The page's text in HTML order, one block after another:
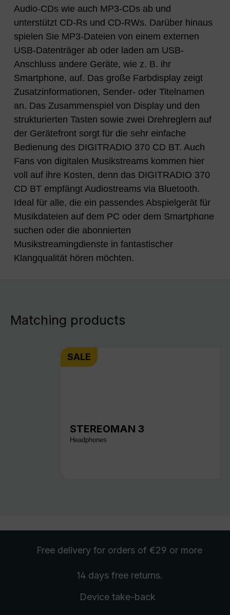
Audio-CDs wie auch MP3-CDs ab und
unterstützt CD-Rs und CD-RWs. Darüber hinaus
spielen Sie MP3-Dateien von einem externen
USB-Datenträger ab oder laden am USB-
Anschluss andere Geräte, wie z. B. ihr
Smartphone, auf. Das große Farbdisplay zeigt
Zusatzinformationen, Sender- oder Titelnamen
an. Das Zusammenspiel von Display und den
strukturierten Tasten sowie zwei Drehreglern auf
der Gerätefront sorgt für die sehr einfache
Bedienung des DIGITRADIO 370 CD BT. Auch
Fans von digitalen Musikstreams kommen hier
voll auf ihre Kosten, denn das DIGITRADIO 370
CD BT empfängt Audiostreams via Bluetooth.
Ideal für alle, die ein passendes Abspielgerät für
Musikdateien auf dem PC oder dem Smartphone
suchen oder die abonnierten
Musikstreamingdienste in fantastischer
Klangqualität hören möchten.
Matching products
SALE
STEREOMAN 3
Headphones
Free delivery for orders of €29 or more
14 days free returns.
Device take-back